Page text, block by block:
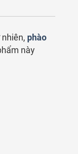
phào
này